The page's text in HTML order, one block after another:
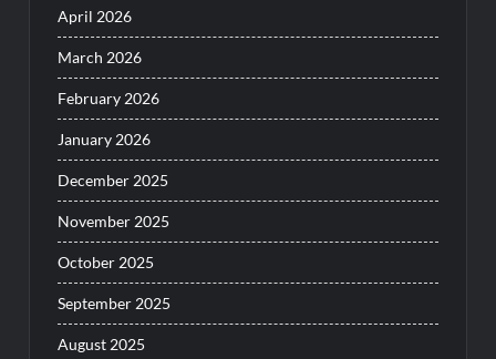
April 2026
March 2026
February 2026
January 2026
December 2025
November 2025
October 2025
September 2025
August 2025